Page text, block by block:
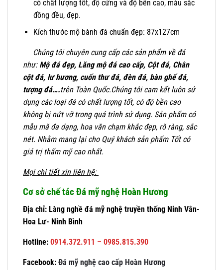
có chất lượng tốt, độ cứng và độ bền cao, màu sắc
đồng đều, đẹp.
Kích thước mộ bành đá chuẩn đẹp: 87x127cm
Chúng tôi chuyên cung cấp các sản phẩm về đá
như: Mộ đá đẹp, Lăng mộ đá cao cấp, Cột đá, Chân
cột đá, lư hương, cuốn thư đá, đèn đá, bàn ghế đá,
tượng đá….trên Toàn Quốc.Chúng tôi cam kết luôn sử
dụng các loại đá có chất lượng tốt, có độ bền cao
không bị nứt vỡ trong quá trình sử dụng. Sản phẩm có
mẫu mã đa dạng, hoa văn chạm khắc đẹp, rõ ràng, sắc
nét. Nhằm mang lại cho Quý khách sản phẩm Tốt có
giá trị thẩm mỹ cao nhất.
Mọi chi tiết xin liên hệ:
Cơ sở chế tác Đá mỹ nghệ Hoàn Hương
Địa chỉ: Làng nghề đá mỹ nghệ truyền thống Ninh Vân-
Hoa Lư- Ninh Bình
Hotline: 0914.372.911 – 0985.815.390
Facebook: Đá mỹ nghệ cao cấp Hoàn Hương